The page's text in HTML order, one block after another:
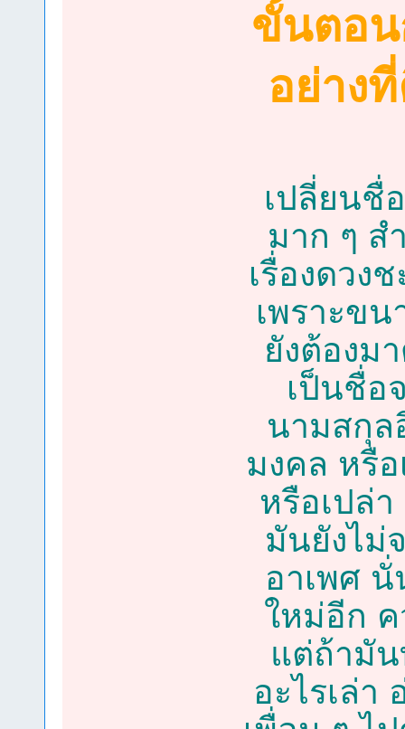
ขั้นตอน
อย่าง
เปลี่ยนชื่
มาก ๆ ส
เรื่องดวง
เพราะข
ยังต้องม
เป็นชื่อ
นามสกุล
มงคล หรือ
หรือเปล่
มันยังไม่
อาเพศ นั่
ใหม่อีก
แต่ถ้ามัน
อะไรเล่า